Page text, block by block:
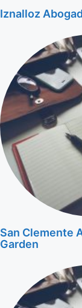
Iznalloz
San Clemente
Garden